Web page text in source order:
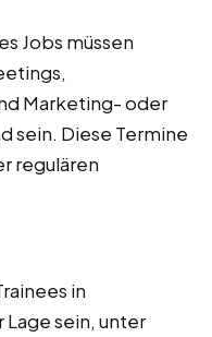
Jobs müssen
Marketing- oder
sein. Diese Termine
regulären
in
sein, unter